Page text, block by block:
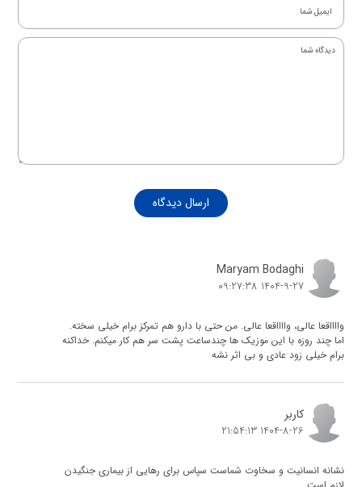
ارسال دیدگاه
Maryam Bodaghi
1404-9-27 09:27:38
وااااقعا عالی، وااااقعا عالی. من حتی با دارو هم تمرکز برام خیلی سخته.
اما چند روزه با این موزیک ها چندساعت پشت سر هم کار میکنم. خداکنه
برام خیلی زود عادی و بی اثر نشه
کاربر
1404-8-26 21:54:13
نشانه انسانیت و سخاوت شماست سپاس برای رهایی از بیماری جنگیدن